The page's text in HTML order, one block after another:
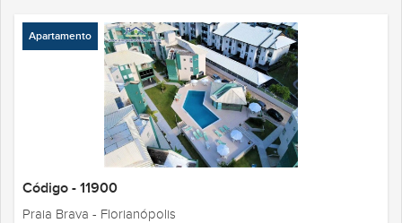
Apartamento
Código - 11900
Praia Brava - Florianópolis